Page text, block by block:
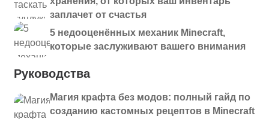
заплачет от счастья
5 недооценённых механик Minecraft,
которые заслуживают вашего внимания
Руководства
Магия крафта без модов: полный гайд по
созданию кастомных рецептов в Minecraft